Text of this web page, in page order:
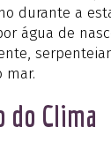
durante a
água de
mar.
do Clima